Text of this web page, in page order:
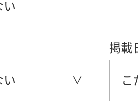
い
い
掲載
こ